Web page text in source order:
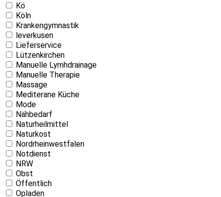
Kö
Köln
Krankengymnastik
leverkusen
Lieferservice
Lützenkirchen
Manuelle Lymhdrainage
Manuelle Therapie
Massage
Mediterane Küche
Mode
Nähbedarf
Naturheilmittel
Naturkost
Nordrheinwestfalen
Notdienst
NRW
Obst
Öffentlich
Opladen